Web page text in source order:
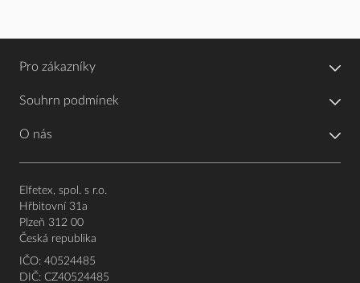
Pro zákazníky
Souhrn podmínek
O nás
Elfetex, spol. s r.o.
Hřbitovní 31a
Plzeň 312 00
Česká republika
IČO: 40524485
DIČ: CZ40524485